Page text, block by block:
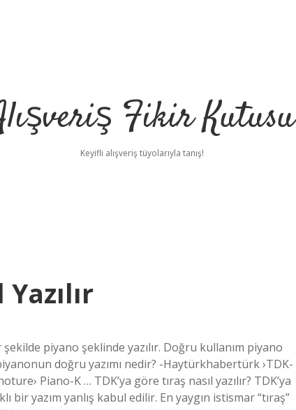
Fikir Kutusu
Keyifli alışveriş tüyolarıyla tanış!
piyano şeklinde yazılır. Doğru kullanım piyano
doğru yazımı nedir? -Haytürkhabertürk ›TDK-
Piano-K … TDK’ya göre tıraş nasıl yazılır? TDK’ya
bir yazım yanlış kabul edilir. En yaygın istismar “tıraş”